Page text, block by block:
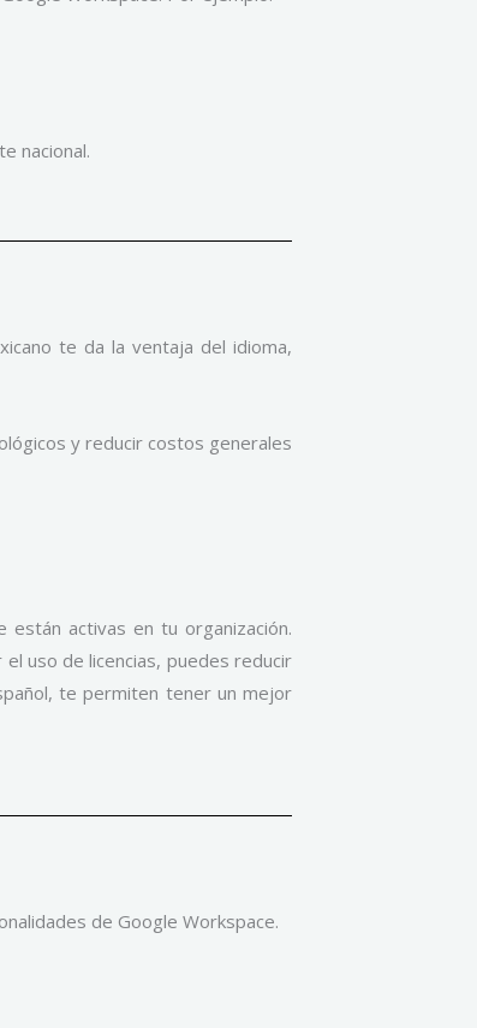
nacional.
te da la ventaja del idioma,
y reducir costos generales
activas en tu organización.
uso de licencias, puedes reducir
te permiten tener un mejor
de Google Workspace.